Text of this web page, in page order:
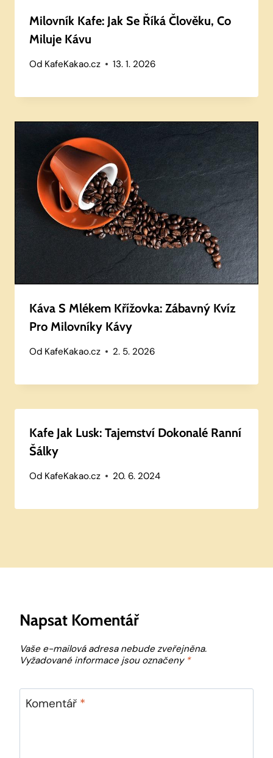
Milovník Kafe: Jak Se Říká Člověku, Co
Miluje Kávu
Od KafeKakao.cz 13. 1. 2026
Káva S Mlékem Křížovka: Zábavný Kvíz
Pro Milovníky Kávy
Od KafeKakao.cz 2. 5. 2026
Kafe Jak Lusk: Tajemství Dokonalé Ranní
Šálky
Od KafeKakao.cz 20. 6. 2024
Napsat Komentář
Vaše e-mailová adresa nebude zveřejněna.
Vyžadované informace jsou označeny *
Komentář *